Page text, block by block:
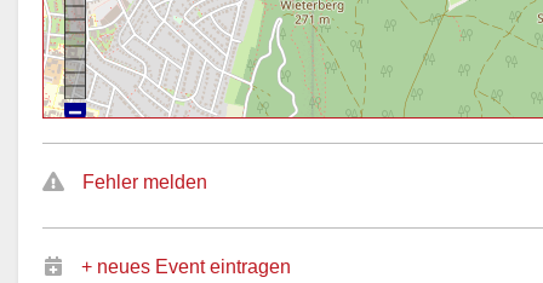
Fehler melden
+ neues Event eintragen